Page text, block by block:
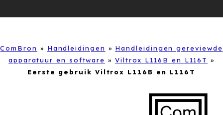
ComBron » Handleidingen » Handleidingen gereviewde
apparatuur en software » Viltrox L116B en L116T »
Eerste gebruik Viltrox L116B en L116T